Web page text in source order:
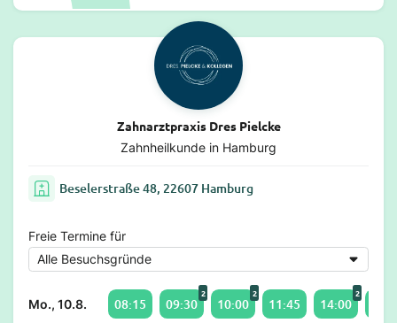
Zahnarztpraxis Dres Pielcke
Zahnheilkunde in Hamburg
Beselerstraße 48, 22607 Hamburg
Freie Termine für
Mo., 10.8. 08:15 09:30
2
10:00
2
11:45 14:00
2